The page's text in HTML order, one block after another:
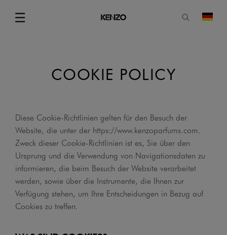
☰
COOKIE POLICY
Diese Cookie-Richtlinien gelten für den Besuch der
Website, die unter der https://www.kenzoparfums.com.
Zweck dieser Cookie-Richtlinien ist es, Sie über den
Ursprung und die Verwendung von Navigationsdaten zu
informieren, die beim Besuch der Website verarbeitet
werden, sowie über die Instrumente, die Ihnen zur
Verfügung stehen, um Ihre Entscheidungen in Bezug auf
Cookies zu treffen.